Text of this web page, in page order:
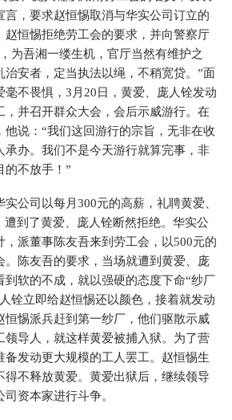
言，要求赵恒惕取消与华实公司订立的
赵恒惕拒绝劳工会的要求，并向警察厅
为吾湘一缕生机，官厅当然有维护之
治安者，定当执法以绳，不稍宽贷。”面
毫不畏惧，3月20日，黄爱、庞人铨发动
，并召开群众大会，会后示威游行。在
他说：“我们这回游行的宗旨，无非在收
承办。我们不是今天游行就算完事，非
的不放手！”
公司以每月300元的高薪，礼聘黄爱、
遭到了黄爱、庞人铨断然拒绝。华实公
，派董事陈友吾来到劳工会，以500元的
。陈友吾的要求，当场就遭到黄爱、庞
到软的不成，就以强硬的态度下命“纱厂
铨立即给赵恒惕还以颜色，接着就发动
恒惕派兵赶到第一纱厂，他们驱散示威
领导人，就这样黄爱被捕入狱。为了营
备发动更大规模的工人罢工。赵恒惕生
得不释放黄爱。黄爱出狱后，继续领导
资本家进行斗争。